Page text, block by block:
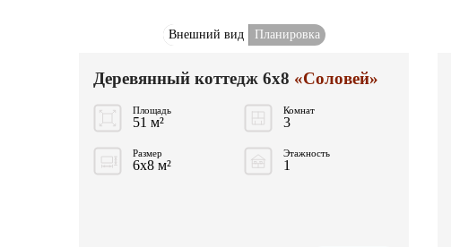
Внешний вид Планировка
Деревянный коттедж 6x8 «Соловей»
Площадь
51 м²
Комнат
3
Размер
6x8 м²
Этажность
1